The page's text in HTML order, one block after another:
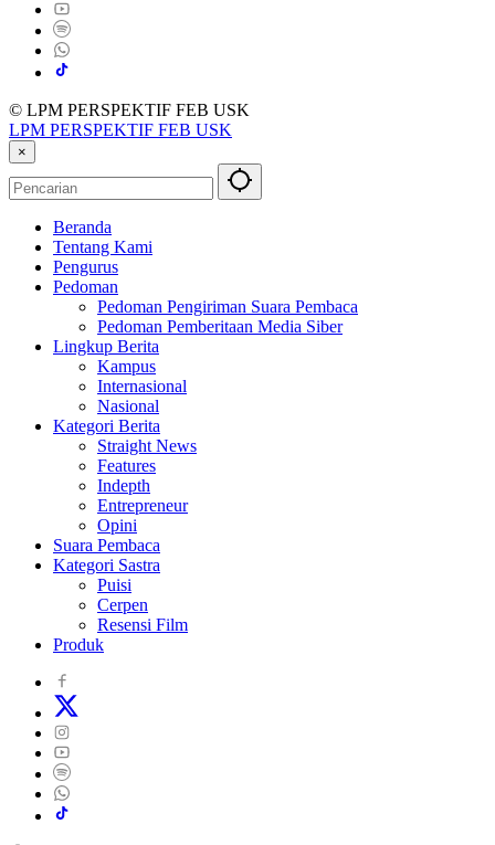
© LPM PERSPEKTIF FEB USK
LPM PERSPEKTIF FEB USK
×
Beranda
Tentang Kami
Pengurus
Pedoman
Pedoman Pengiriman Suara Pembaca
Pedoman Pemberitaan Media Siber
Lingkup Berita
Kampus
Internasional
Nasional
Kategori Berita
Straight News
Features
Indepth
Entrepreneur
Opini
Suara Pembaca
Kategori Sastra
Puisi
Cerpen
Resensi Film
Produk